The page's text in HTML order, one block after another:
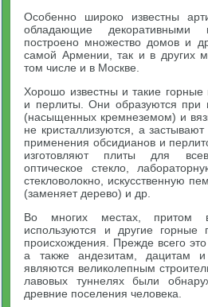
Особенно широко известны
обладающие
построено множество домов и
самой Армении, так и в других
том числе и в Москве.
Хорошо известны и такие
и перлиты. Они образуются при
(насыщенных кремнеземом) и
не кристаллизуются, а
применения обсидианов и
изготовляют плиты для
оптическое стекло,
стекловолокно, искусственную
(заменяет дерево) и др.
Во многих местах, притом
используются и другие горные
происхождения. Прежде всего это
а также андезитам, дацитам и
являются великолепным
лавовых туннелях были
древние поселения человека.